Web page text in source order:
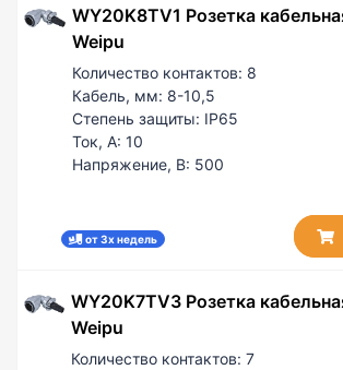
WY20K8TV1 Розетка
Weipu
Количество контактов: 8
Кабель, мм: 8-10,5
Степень защиты: IP65
Ток, А: 10
Напряжение, В: 500
от 3х недель
WY20K7TV3 Розетка
Weipu
Количество контактов:7